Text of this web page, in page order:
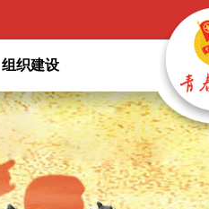
组织建设